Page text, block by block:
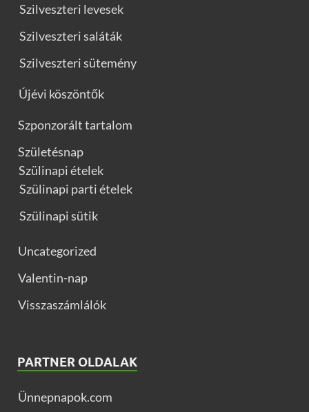
Szilveszteri levesek
Szilveszteri saláták
Szilveszteri sütemény
Újévi köszöntők
Szponzorált tartalom
Születésnap
Szülinapi ételek
Szülinapi parti ételek
Szülinapi sütik
Uncategorized
Valentin-nap
Visszaszámlálók
PARTNER OLDALAK
Ünnepnapok.com